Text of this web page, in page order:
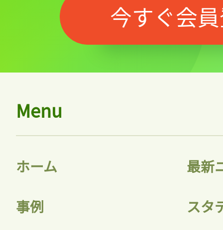
今すぐ会
Menu
ホーム 最新
事例 スタ